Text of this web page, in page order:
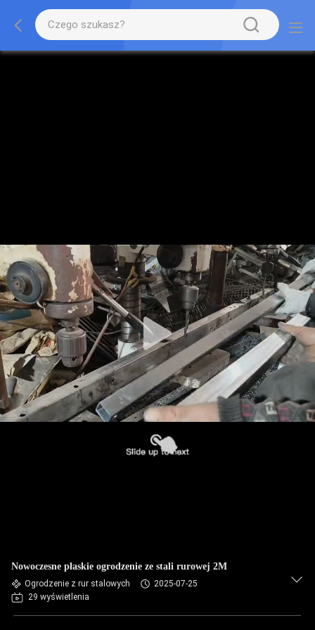
Nowoczesne płaskie ogrodzenie ze stali rurowej 2M
Ogrodzenie z rur stalowych
2025-07-25
29 wyświetlenia